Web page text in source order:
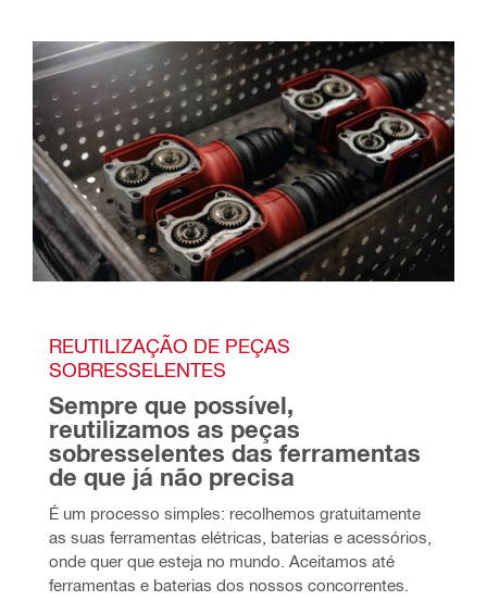
REUTILIZAÇÃO DE PEÇAS
SOBRESSELENTES
Sempre que possível,
reutilizamos as peças
sobresselentes das ferramentas
de que já não precisa
É um processo simples: recolhemos gratuitamente
as suas ferramentas elétricas, baterias e acessórios,
onde quer que esteja no mundo. Aceitamos até
ferramentas e baterias dos nossos concorrentes.